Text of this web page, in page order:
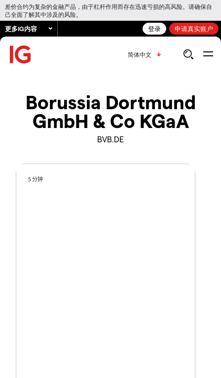
差价合约为复杂的金融产品，由于杠杆作用而存在迅速亏损的高风险。请确保自
己全面了解其中涉及的风险。
更多IG内容 登录 申请真实账户
简体中文
Borussia Dortmund
GmbH & Co KGaA
BVB.DE
5 分钟